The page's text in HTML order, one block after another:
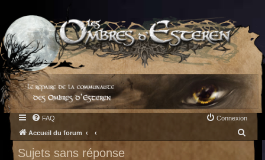
FAQ Connexion
Accueil du forum
Sujets sans réponse